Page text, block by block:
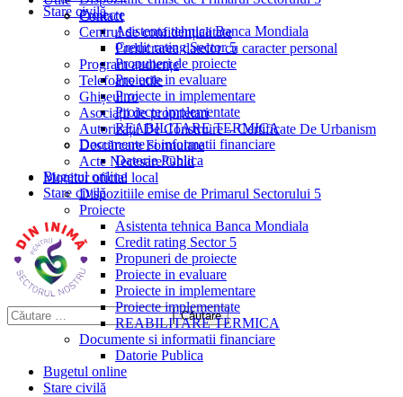
Stare civilă
Proiecte
Asistenta tehnica Banca Mondiala
Credit rating Sector 5
Propuneri de proiecte
Proiecte in evaluare
Proiecte in implementare
Proiecte implementate
REABILITARE TERMICA
Documente si informatii financiare
Datorie Publica
Bugetul online
Stare civilă
Contact
Centrul de confidențialitate
Prelucrarea datelor cu caracter personal
Program audiențe
Telefoane utile
Ghișeul.ro
Asociații de proprietari
Autorizații De Construire – Certificate De Urbanism
Descărcare Formulare
Acte Necesare/Ghid
Monitor oficial local
Dispozitiile emise de Primarul Sectorului 5
Proiecte
Asistenta tehnica Banca Mondiala
Credit rating Sector 5
Propuneri de proiecte
Proiecte in evaluare
Proiecte in implementare
Proiecte implementate
REABILITARE TERMICA
Documente si informatii financiare
Datorie Publica
Bugetul online
Stare civilă